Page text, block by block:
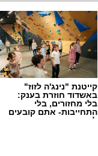
קייטנת "נינג'ה לזוז"
באשדוד חוזרת בענק:
בלי מחזורים, בלי
התחייבות- אתם קובעים
לכמה ואיזה ימים